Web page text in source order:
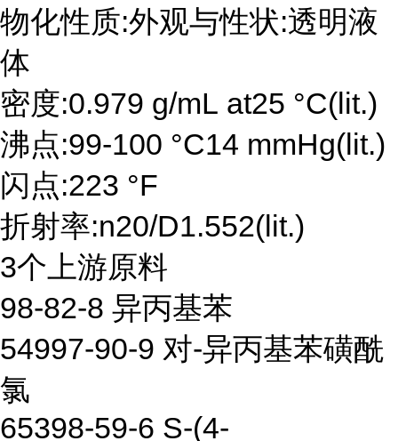
物化性质:外观与性状:透明液
体
密度:0.979 g/mL at25 °C(lit.)
沸点:99-100 °C14 mmHg(lit.)
闪点:223 °F
折射率:n20/D1.552(lit.)
3个上游原料
98-82-8 异丙基苯
54997-90-9 对-异丙基苯磺酰
氯
65398-59-6 S-(4-